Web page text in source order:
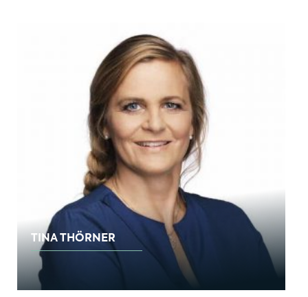
TINA THÖRNER